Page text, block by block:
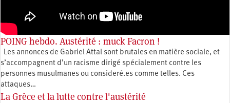
POING hebdo. Austérité : muck Facron !
Les annonces de Gabriel Attal sont brutales en matière sociale, et
s’accompagnent d’un racisme dirigé spécialement contre les
personnes musulmanes ou consideré.es comme telles. Ces
attaques…
La Grèce et la lutte contre l'austérité